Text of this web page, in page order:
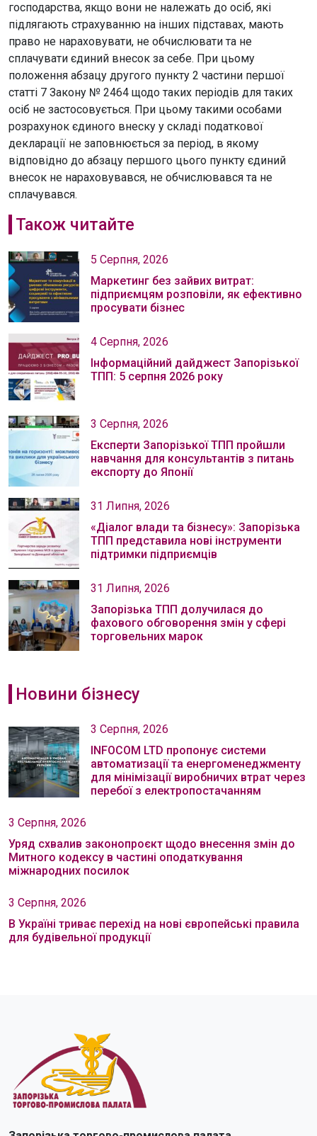
господарства, якщо вони не належать до осіб, які
підлягають страхуванню на інших підставах, мають
право не нараховувати, не обчислювати та не
сплачувати єдиний внесок за себе. При цьому
положення абзацу другого пункту 2 частини першої
статті 7 Закону № 2464 щодо таких періодів для таких
осіб не застосовується. При цьому такими особами
розрахунок єдиного внеску у складі податкової
декларації не заповнюється за період, в якому
відповідно до абзацу першого цього пункту єдиний
внесок не нараховувався, не обчислювався та не
сплачувався.
Також читайте
5 Серпня, 2026
Маркетинг без зайвих витрат:
підприємцям розповіли, як ефективно
просувати бізнес
4 Серпня, 2026
Інформаційний дайджест Запорізької
ТПП: 5 серпня 2026 року
3 Серпня, 2026
Експерти Запорізької ТПП пройшли
навчання для консультантів з питань
експорту до Японії
31 Липня, 2026
«Діалог влади та бізнесу»: Запорізька
ТПП представила нові інструменти
підтримки підприємців
31 Липня, 2026
Запорізька ТПП долучилася до
фахового обговорення змін у сфері
торговельних марок
Новини бізнесу
3 Серпня, 2026
INFOCOM LTD пропонує системи
автоматизації та енергоменеджменту
для мінімізації виробничих втрат через
перебої з електропостачанням
3 Серпня, 2026
Уряд схвалив законопроєкт щодо внесення змін до
Митного кодексу в частині оподаткування
міжнародних посилок
3 Серпня, 2026
В Україні триває перехід на нові європейські правила
для будівельної продукції